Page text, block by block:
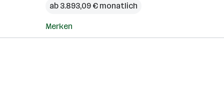
ab 3.893,09 € monatlich
Merken